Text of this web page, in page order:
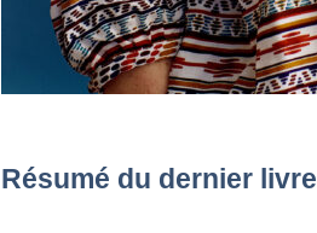
Résumé du dernier livre